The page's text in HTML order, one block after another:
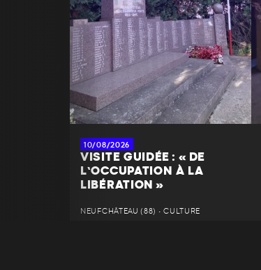
10/08/2026
VISITE GUIDÉE : « DE
L’OCCUPATION À LA
LIBÉRATION »
NEUFCHÂTEAU (88) • CULTURE